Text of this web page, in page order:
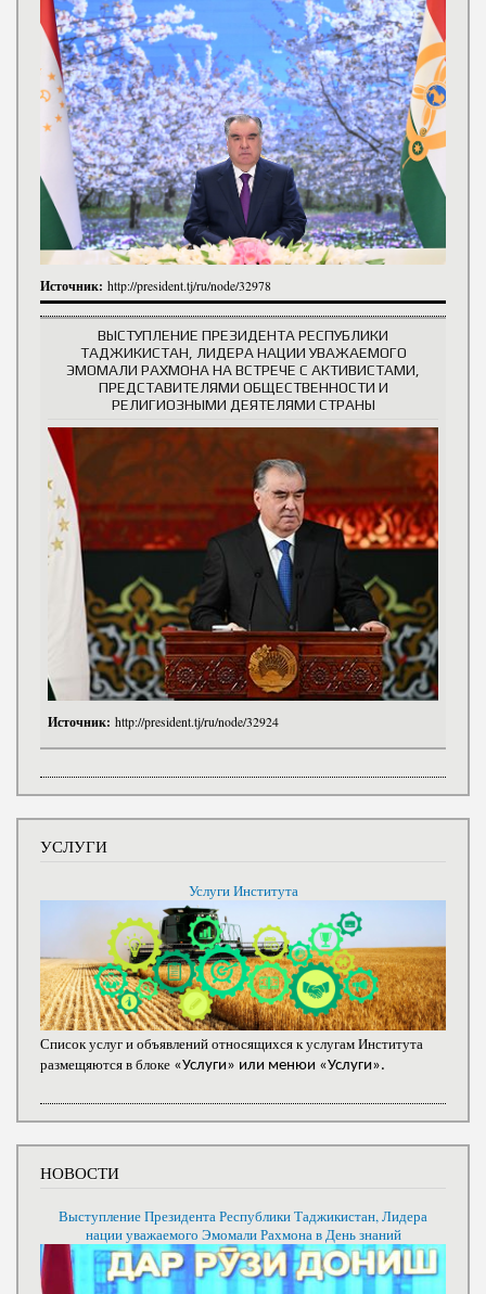
Источник: http://president.tj/ru/node/32978
ВЫСТУПЛЕНИЕ ПРЕЗИДЕНТА РЕСПУБЛИКИ
ТАДЖИКИСТАН, ЛИДЕРА НАЦИИ УВАЖАЕМОГО
ЭМОМАЛИ РАХМОНА НА ВСТРЕЧЕ С АКТИВИСТАМИ,
ПРЕДСТАВИТЕЛЯМИ ОБЩЕСТВЕННОСТИ И
РЕЛИГИОЗНЫМИ ДЕЯТЕЛЯМИ СТРАНЫ
Источник: http://president.tj/ru/node/32924
УСЛУГИ
Услуги Института
Список услуг и объявлений относящихся к услугам Института
размещяются в блоке «Услуги» или менюи «Услуги».
НОВОСТИ
Выступление Президента Республики Таджикистан, Лидера
нации уважаемого Эмомали Рахмона в День знаний